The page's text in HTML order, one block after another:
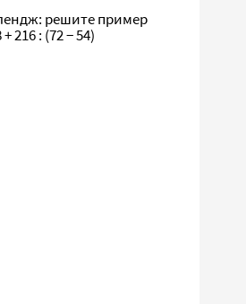
решите пример
+ 216 : (72 − 54)